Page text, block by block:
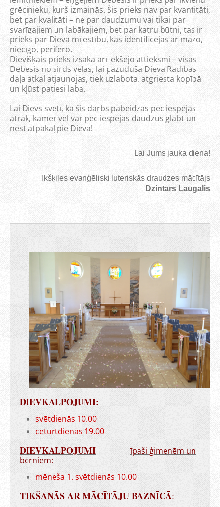
grēcinieku, kurš izmainās. Šis prieks nav par kvantitāti,
bet par kvalitāti – ne par daudzumu vai tikai par
svarīgajiem un labākajiem, bet par katru būtni, tas ir
prieks par Dieva mīlestību, kas identificējas ar mazo,
niecīgo, perifēro.
Dievišķais prieks izsaka arī iekšējo attieksmi – visas
Debesis no sirds vēlas, lai pazudušā Dieva Radības
daļa atkal atjaunojas, tiek uzlabota, atgriesta kopībā
un kļūst patiesi laba.
Lai Dievs svētī, ka šis darbs pabeidzas pēc iespējas
ātrāk, kamēr vēl var pēc iespējas daudzus glābt un
nest atpakaļ pie Dieva!
Lai Jums jauka diena!
Ikšķiles evanģēliski luteriskās draudzes mācītājs
Dzintars Laugalis
DIEVKALPOJUMI:
svētdienās 10.00
ceturtdienās 19.00
DIEVKALPOJUMI
īpaši ģimenēm un
bērniem:
mēneša 1. svētdienās 10.00
TIKŠANĀS AR MĀCĪTĀJU BAZNĪCĀ: